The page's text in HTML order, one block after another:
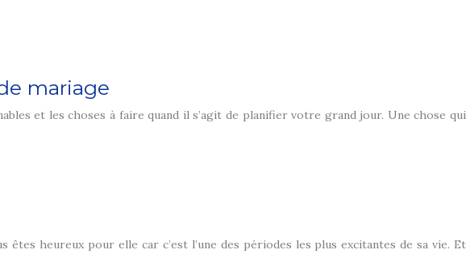
mariage
et les choses à faire quand il s’agit de planifier votre grand jour. Une chose qui
heureux pour elle car c’est l’une des périodes les plus excitantes de sa vie. Et